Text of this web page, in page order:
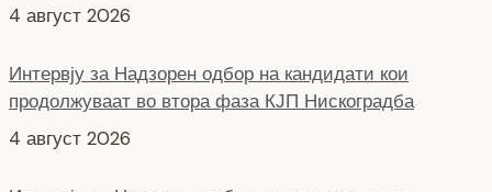
4 август 2026
Интервју за Надзорен одбор на кандидати кои
продолжуваат во втора фаза ЈП за урбанистичко
планирање,проектирање и инжинеринг